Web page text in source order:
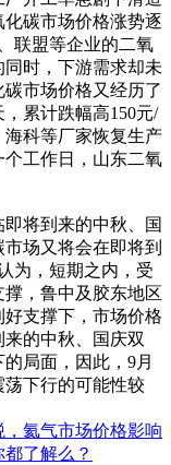
碳市场价格涨势逐
联盟等企业的二氧
时，下游需求却未
市场价格又经历了
累计跌幅高150元/
科等厂家恢复生产
个工作日，山东二氧
将到来的中秋、国
场又将会在即将到
为，短期之内，受
，鲁中及胶东地区
支撑下，市场价格
的中秋、国庆双
局面，因此，9月
下行的可能性较
氦气市场价格影响
了解么？